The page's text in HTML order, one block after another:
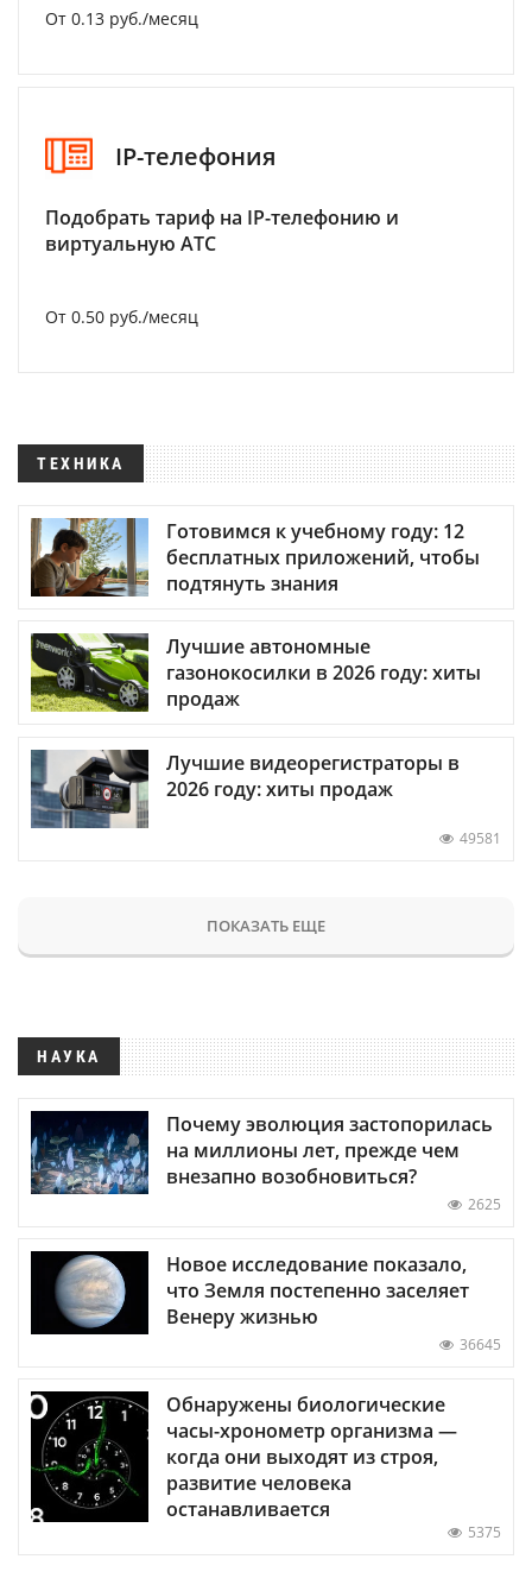
От 0.13 руб./месяц
IP-телефония
Подобрать тариф на IP-телефонию и
виртуальную АТС
От 0.50 руб./месяц
ТЕХНИКА
Готовимся к учебному году: 12
бесплатных приложений, чтобы
подтянуть знания
Лучшие автономные
газонокосилки в 2026 году: хиты
продаж
Лучшие видеорегистраторы в
2026 году: хиты продаж
49581
ПОКАЗАТЬ ЕЩЕ
НАУКА
Почему эволюция застопорилась
на миллионы лет, прежде чем
внезапно возобновиться?
2625
Новое исследование показало,
что Земля постепенно заселяет
Венеру жизнью
36645
Обнаружены биологические
часы-хронометр организма —
когда они выходят из строя,
развитие человека
останавливается
5375